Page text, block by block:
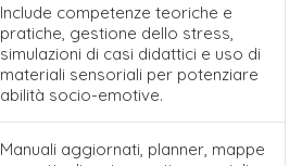
Include competenze teoriche e
pratiche, gestione dello stress,
simulazioni di casi didattici e uso di
materiali sensoriali per potenziare
abilità socio-emotive.
Manuali aggiornati, planner, mappe